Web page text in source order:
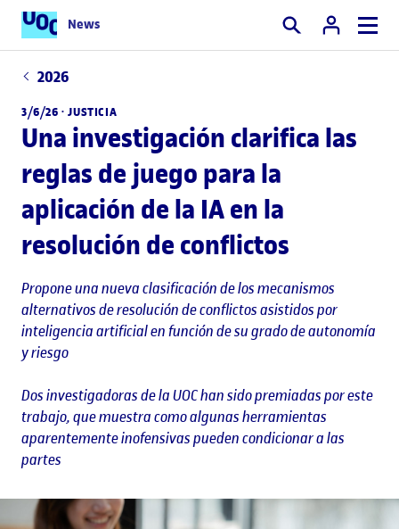
News Buscar
2026
3/6/26 ·JUSTICIA
Una investigación clarifica las
reglas de juego para la
aplicación de la IA en la
resolución de conflictos
Propone una nueva clasificación de los mecanismos
alternativos de resolución de conflictos asistidos por
inteligencia artificial en función de su grado de autonomía
y riesgo
Dos investigadoras de la UOC han sido premiadas por este
trabajo, que muestra como algunas herramientas
aparentemente inofensivas pueden condicionar a las
partes